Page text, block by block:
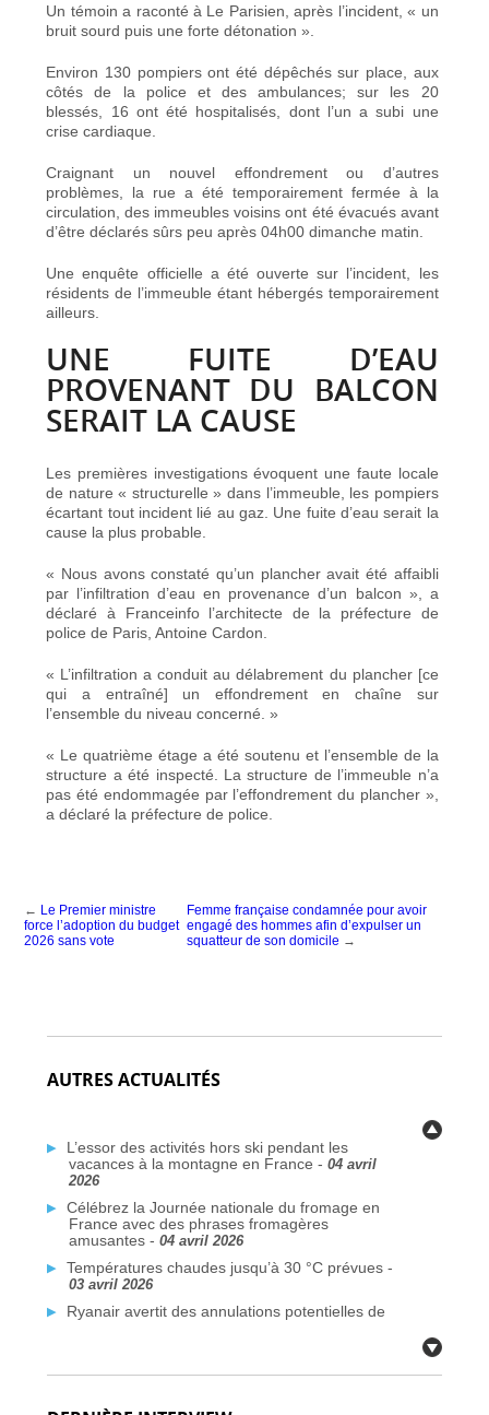
Un témoin a raconté à Le Parisien, après l’incident, « un
bruit sourd puis une forte détonation ».
Environ 130 pompiers ont été dépêchés sur place, aux
côtés de la police et des ambulances; sur les 20
blessés, 16 ont été hospitalisés, dont l’un a subi une
crise cardiaque.
Craignant un nouvel effondrement ou d’autres
problèmes, la rue a été temporairement fermée à la
circulation, des immeubles voisins ont été évacués avant
d’être déclarés sûrs peu après 04h00 dimanche matin.
Une enquête officielle a été ouverte sur l’incident, les
résidents de l’immeuble étant hébergés temporairement
ailleurs.
UNE FUITE D’EAU
PROVENANT DU BALCON
SERAIT LA CAUSE
Les premières investigations évoquent une faute locale
de nature « structurelle » dans l’immeuble, les pompiers
écartant tout incident lié au gaz. Une fuite d’eau serait la
cause la plus probable.
« Nous avons constaté qu’un plancher avait été affaibli
par l’infiltration d’eau en provenance d’un balcon », a
déclaré à Franceinfo l’architecte de la préfecture de
police de Paris, Antoine Cardon.
« L’infiltration a conduit au délabrement du plancher [ce
qui a entraîné] un effondrement en chaîne sur
l’ensemble du niveau concerné. »
« Le quatrième étage a été soutenu et l’ensemble de la
structure a été inspecté. La structure de l’immeuble n’a
pas été endommagée par l’effondrement du plancher »,
a déclaré la préfecture de police.
← Le Premier ministre
force l’adoption du budget
2026 sans vote
Femme française condamnée pour avoir
engagé des hommes afin d’expulser un
squatteur de son domicile →
AUTRES ACTUALITÉS
L’essor des activités hors ski pendant les
vacances à la montagne en France - 04 avril
2026
Célébrez la Journée nationale du fromage en
France avec des phrases fromagères
amusantes - 04 avril 2026
Températures chaudes jusqu’à 30 °C prévues -
03 avril 2026
Ryanair avertit des annulations potentielles de
Plus de traversées Dunkerque–Rosslare